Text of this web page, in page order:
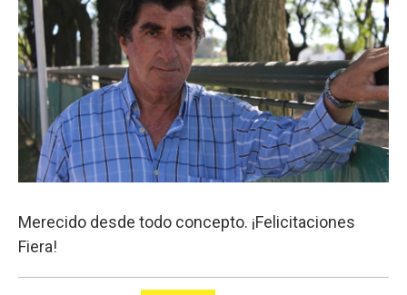
Merecido desde todo concepto. ¡Felicitaciones
Fiera!